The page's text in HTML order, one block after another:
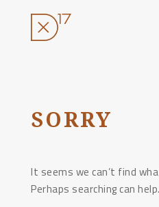
tartalomhoz
SORRY
It seems we can’t find
Perhaps searching can help.